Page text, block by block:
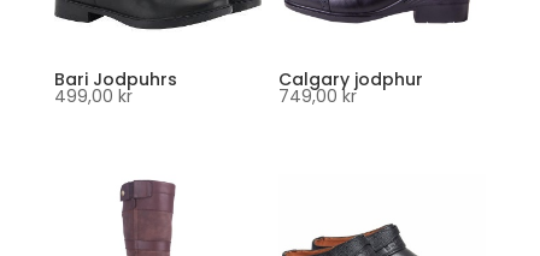
Bari Jodpuhrs
499,00 kr
Calgary jodphur
749,00kr